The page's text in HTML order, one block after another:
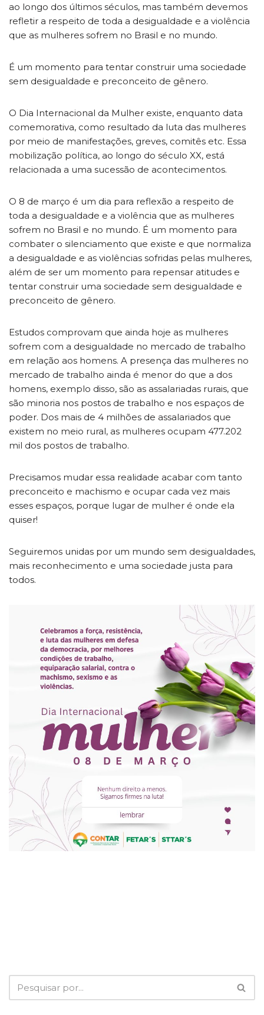
ao longo dos últimos séculos, mas também devemos
refletir a respeito de toda a desigualdade e a violência
que as mulheres sofrem no Brasil e no mundo.
É um momento para tentar construir uma sociedade
sem desigualdade e preconceito de gênero.
O Dia Internacional da Mulher existe, enquanto data
comemorativa, como resultado da luta das mulheres
por meio de manifestações, greves, comitês etc. Essa
mobilização política, ao longo do século XX, está
relacionada a uma sucessão de acontecimentos.
O 8 de março é um dia para reflexão a respeito de
toda a desigualdade e a violência que as mulheres
sofrem no Brasil e no mundo. É um momento para
combater o silenciamento que existe e que normaliza
a desigualdade e as violências sofridas pelas mulheres,
além de ser um momento para repensar atitudes e
tentar construir uma sociedade sem desigualdade e
preconceito de gênero.
Estudos comprovam que ainda hoje as mulheres
sofrem com a desigualdade no mercado de trabalho
em relação aos homens. A presença das mulheres no
mercado de trabalho ainda é menor do que a dos
homens, exemplo disso, são as assalariadas rurais, que
são minoria nos postos de trabalho e nos espaços de
poder. Dos mais de 4 milhões de assalariados que
existem no meio rural, as mulheres ocupam 477.202
mil dos postos de trabalho.
Precisamos mudar essa realidade acabar com tanto
preconceito e machismo e ocupar cada vez mais
esses espaços, porque lugar de mulher é onde ela
quiser!
Seguiremos unidas por um mundo sem desigualdades,
mais reconhecimento e uma sociedade justa para
todos.